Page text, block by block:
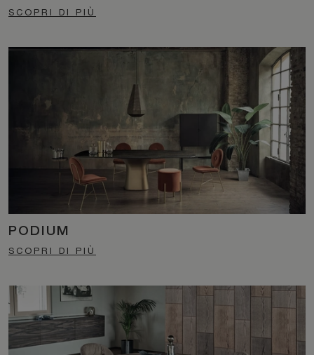
SCOPRI DI PIÙ
PODIUM
SCOPRI DI PIÙ